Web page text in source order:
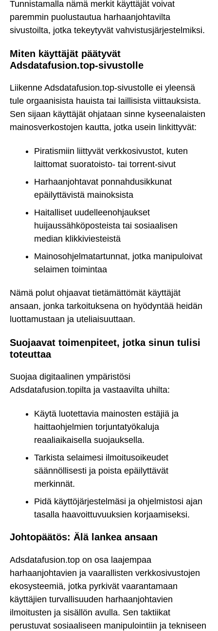
Tunnistamalla nämä merkit käyttäjät voivat
paremmin puolustautua harhaanjohtavilta
sivustoilta, jotka tekeytyvät vahvistusjärjestelmiksi.
Miten käyttäjät päätyvät
Adsdatafusion.top-sivustolle
Liikenne Adsdatafusion.top-sivustolle ei yleensä
tule orgaanisista hauista tai laillisista viittauksista.
Sen sijaan käyttäjät ohjataan sinne kyseenalaisten
mainosverkostojen kautta, jotka usein linkittyvät:
Piratismiin liittyvät verkkosivustot, kuten
laittomat suoratoisto- tai torrent-sivut
Harhaanjohtavat ponnahdusikkunat
epäilyttävistä mainoksista
Haitalliset uudelleenohjaukset
huijaussähköposteista tai sosiaalisen
median klikkiviesteistä
Mainosohjelmatartunnat, jotka manipuloivat
selaimen toimintaa
Nämä polut ohjaavat tietämättömät käyttäjät
ansaan, jonka tarkoituksena on hyödyntää heidän
luottamustaan ja uteliaisuuttaan.
Suojaavat toimenpiteet, jotka sinun tulisi
toteuttaa
Suojaa digitaalinen ympäristösi
Adsdatafusion.topilta ja vastaavilta uhilta:
Käytä luotettavia mainosten estäjiä ja
haittaohjelmien torjuntatyökaluja
reaaliaikaisella suojauksella.
Tarkista selaimesi ilmoitusoikeudet
säännöllisesti ja poista epäilyttävät
merkinnät.
Pidä käyttöjärjestelmäsi ja ohjelmistosi ajan
tasalla haavoittuvuuksien korjaamiseksi.
Johtopäätös: Älä lankea ansaan
Adsdatafusion.top on osa laajempaa
harhaanjohtavien ja vaarallisten verkkosivustojen
ekosysteemiä, jotka pyrkivät vaarantamaan
käyttäjien turvallisuuden harhaanjohtavien
ilmoitusten ja sisällön avulla. Sen taktiikat
perustuvat sosiaaliseen manipulointiin ja tekniseen